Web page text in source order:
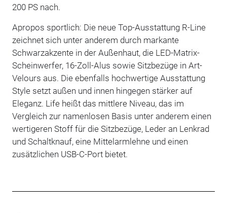
200 PS nach.
Apropos sportlich: Die neue Top-Ausstattung R-Line
zeichnet sich unter anderem durch markante
Schwarzakzente in der Außenhaut, die LED-Matrix-
Scheinwerfer, 16-Zoll-Alus sowie Sitzbezüge in Art-
Velours aus. Die ebenfalls hochwertige Ausstattung
Style setzt außen und innen hingegen stärker auf
Eleganz. Life heißt das mittlere Niveau, das im
Vergleich zur namenlosen Basis unter anderem einen
wertigeren Stoff für die Sitzbezüge, Leder an Lenkrad
und Schaltknauf, eine Mittelarmlehne und einen
zusätzlichen USB-C-Port bietet.